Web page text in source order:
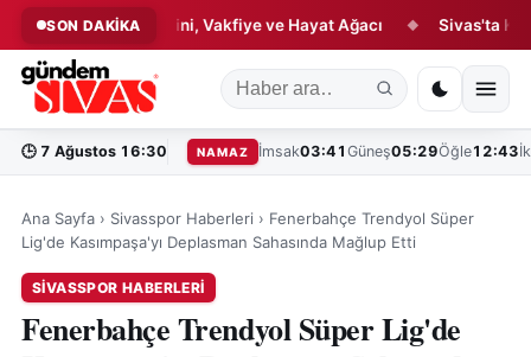
SON DAKİKA
Hikâyesi: Çini, Vakfiye ve Hayat Ağacı ◆ Sivas'ta Kültür
🕒 7 Ağustos 16:30 NAMAZ İmsak03:41 Güneş05:29Öğle12:43
Ana Sayfa › Sivasspor Haberleri › Fenerbahçe Trendyol Süper
Lig'de Kasımpaşa'yı Deplasman Sahasında Mağlup Etti
SIVASSPOR HABERLERI
Fenerbahçe Trendyol Süper Lig'de